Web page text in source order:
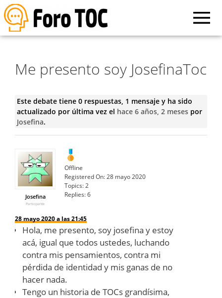
Me presento soy JosefinaToc
Este debate tiene 0 respuestas, 1 mensaje y ha sido
actualizado por última vez el hace 6 años, 2 mesespor
Josefina.
Josefina
Participante
Offline
Registered On:28 mayo 2020
Topics:2
Replies:6
28 mayo 2020 a las 21:45
Hola, me presento, soy josefina y estoy
acá, igual que todos ustedes, luchando
contra mis pensamientos, contra mi
pérdida de identidad y mis ganas de no
hacer nada.
Tengo un historia de TOCs grandísima,